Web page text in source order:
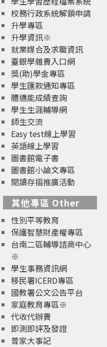
校務行政系統解鎖申請
升學專區
升學資訊※
就業媒合及求職資訊
臺銀學雜費入口網
獎(助)學金專區
學生匯款通知專區
體適能成績查詢
學生生涯輔導網
師生交流
Easy test線上學習
英語線上學習
圖書館電子書
圖書館小論文專區
閱讀存摺推廣活動
其他專區 Other
性別平等教育
保護智慧財產權專區
台南二區輔導諮商中心
※
學生事務資訊網
移民署ICERD專區
國教署公文公告平台
家庭教育專區※
代收代辦費
即測即評及發證
曾家大事記